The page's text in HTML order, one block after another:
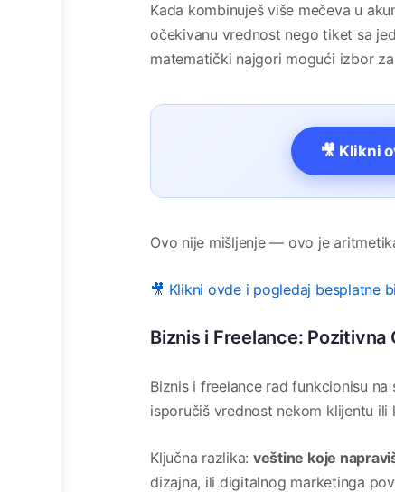
Kada kombinuješ više mečeva u
očekivanu vrednost nego tiket sa
matematički najgori mogući izbor
🎥 Klikni
Ovo nije mišljenje — ovo je
🎥 Klikni ovde i pogledaj besplatne
Biznis i Freelance:
Biznis i freelance rad funkcionisu
isporučiš vrednost nekom klijentu
Ključna razlika: veštine koje
dizajna, ili digitalnog marketinga